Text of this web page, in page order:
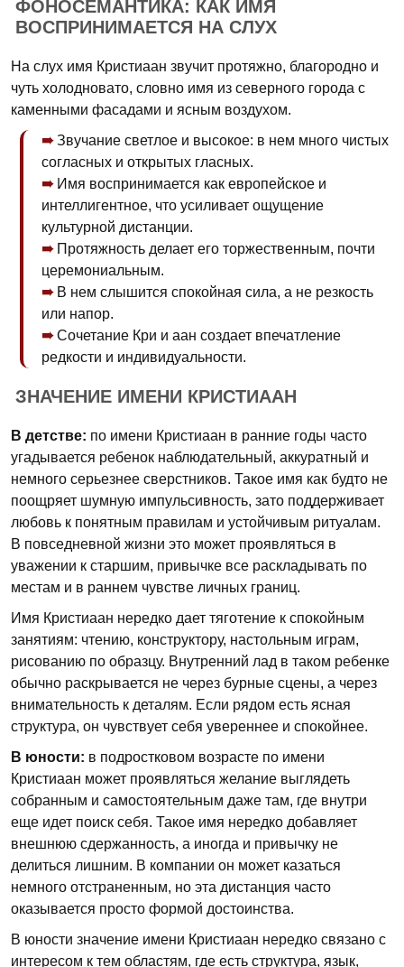
ФОНОСЕМАНТИКА: КАК ИМЯ
ВОСПРИНИМАЕТСЯ НА СЛУХ
На слух имя Кристиаан звучит протяжно, благородно и
чуть холодновато, словно имя из северного города с
каменными фасадами и ясным воздухом.
Звучание светлое и высокое: в нем много чистых
согласных и открытых гласных.
Имя воспринимается как европейское и
интеллигентное, что усиливает ощущение
культурной дистанции.
Протяжность делает его торжественным, почти
церемониальным.
В нем слышится спокойная сила, а не резкость
или напор.
Сочетание Кри и аан создает впечатление
редкости и индивидуальности.
ЗНАЧЕНИЕ ИМЕНИ КРИСТИААН
В детстве: по имени Кристиаан в ранние годы часто
угадывается ребенок наблюдательный, аккуратный и
немного серьезнее сверстников. Такое имя как будто не
поощряет шумную импульсивность, зато поддерживает
любовь к понятным правилам и устойчивым ритуалам.
В повседневной жизни это может проявляться в
уважении к старшим, привычке все раскладывать по
местам и в раннем чувстве личных границ.
Имя Кристиаан нередко дает тяготение к спокойным
занятиям: чтению, конструктору, настольным играм,
рисованию по образцу. Внутренний лад в таком ребенке
обычно раскрывается не через бурные сцены, а через
внимательность к деталям. Если рядом есть ясная
структура, он чувствует себя увереннее и спокойнее.
В юности: в подростковом возрасте по имени
Кристиаан может проявляться желание выглядеть
собранным и самостоятельным даже там, где внутри
еще идет поиск себя. Такое имя нередко добавляет
внешнюю сдержанность, а иногда и привычку не
делиться лишним. В компании он может казаться
немного отстраненным, но эта дистанция часто
оказывается просто формой достоинства.
В юности значение имени Кристиаан нередко связано с
интересом к тем областям, где есть структура, язык,